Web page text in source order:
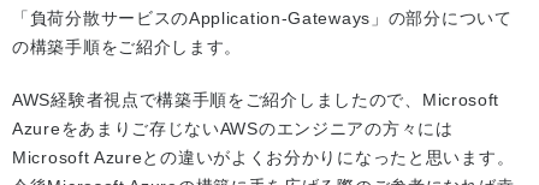
「負荷分散サービスのApplication-Gateways」の部分について
の構築手順をご紹介します。
AWS経験者視点で構築手順をご紹介しましたので、Microsoft
Azureをあまりご存じないAWSのエンジニアの方々には
Microsoft Azureとの違いがよくお分かりになったと思います。